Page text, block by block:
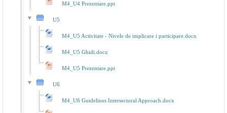
M4_U4 Prezentare.ppt
U5
M4_U5 Activitate - Nivele de implicare i participare.docx
M4_U5 Ghidi.docx
M4_U5 Prezentare.ppt
U6
M4_U6 Guidelines Intersectoral Approach.docx